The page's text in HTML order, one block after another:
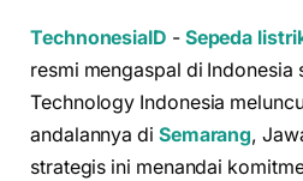
TechnonesiaID - Sepeda
resmi mengaspal di Indonesia
Technology Indonesia
andalannya di Semarang,
strategis ini menandai